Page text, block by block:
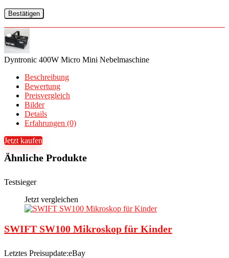
Dyntronic 400W Micro Mini Nebelmaschine
Beschreibung
Bewertung
Preisvergleich
Bilder
Details
Erfahrungen (0)
Jetzt kaufen
Ähnliche Produkte
Testsieger
Jetzt vergleichen
SWIFT SW100 Mikroskop für Kinder
Letztes Preisupdate:eBay